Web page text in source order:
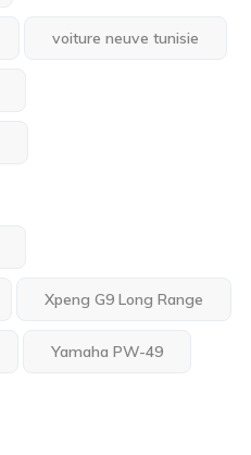
voiture neuve tunisie
Xpeng G9 Long Range
Yamaha PW-49